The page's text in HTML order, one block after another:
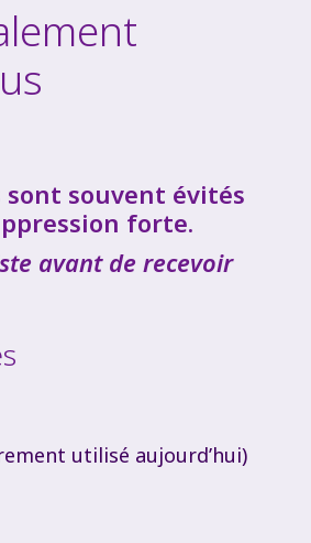
sont souvent évités
forte.
avant de recevoir
utilisé aujourd’hui)